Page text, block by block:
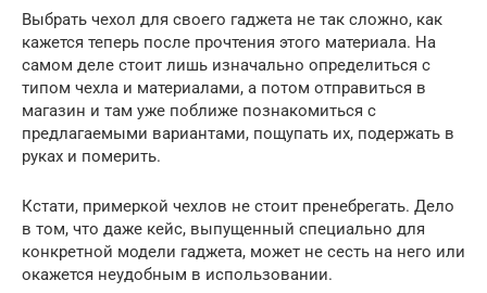
Выбрать чехол для своего гаджета не так сложно, как
кажется теперь после прочтения этого материала. На
самом деле стоит лишь изначально определиться с
типом чехла и материалами, а потом отправиться в
магазин и там уже поближе познакомиться с
предлагаемыми вариантами, пощупать их, подержать в
руках и померить.
Кстати, примеркой чехлов не стоит пренебрегать. Дело
в том, что даже кейс, выпущенный специально для
конкретной модели гаджета, может не сесть на него или
окажется неудобным в использовании.